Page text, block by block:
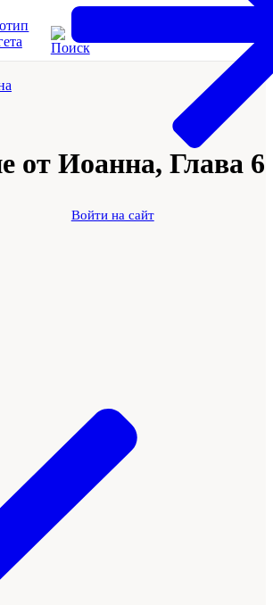
Войти на сайт
от Иоанна, Глава 6